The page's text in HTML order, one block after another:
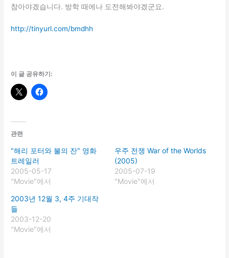
참아야겠습니다. 방학 때에나 도전해봐야겠군요.
http://tinyurl.com/bmdhh
이 글 공유하기:
관련
"해리 포터와 불의 잔" 영화
트레일러
2005-05-17
"Movie"에서
우주 전쟁 War of the Worlds
(2005)
2005-07-19
"Movie"에서
2003년 12월 3, 4주 기대작
들
2003-12-20
"Movie"에서